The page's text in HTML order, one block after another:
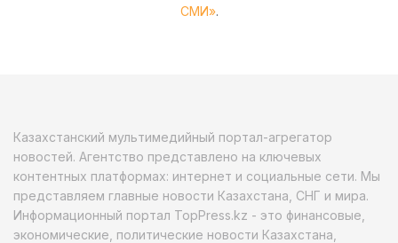
СМИ».
Казахстанский мультимедийный портал-агрегатор
новостей. Агентство представлено на ключевых
контентных платформах: интернет и социальные сети. Мы
представляем главные новости Казахстана, СНГ и мира.
Информационный портал TopPress.kz - это финансовые,
экономические, политические новости Казахстана,